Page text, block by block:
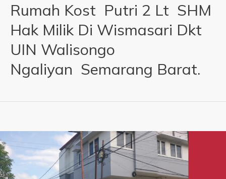
Rumah Kost Putri 2 Lt SHM
Hak Milik Di Wismasari Dkt
UIN Walisongo
Ngaliyan Semarang Barat.